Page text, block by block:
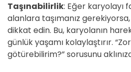
Taşınabilirlik: Eğer karyolayı
alanlara taşımanız
dikkat edin. Bu, karyolanın
günlük yaşamı kolaylaştırır.
götürebilirim?” sorusunu